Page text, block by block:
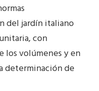
del jardín italiano
con
los volúmenes y en
determinación de